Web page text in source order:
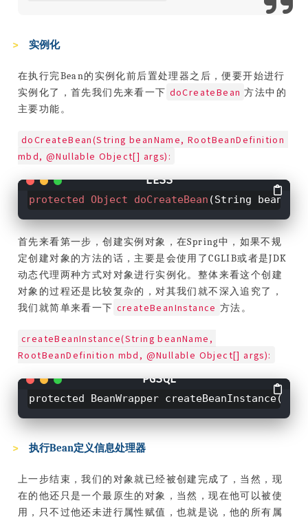
实例化
在执行完Bean的实例化前后置处理器之后，便要开始进行
实例化了，首先我们先来看一下 doCreateBean 方法中的
主要功能。
doCreateBean(String beanName, RootBeanDefinition
mbd, @Nullable Object[] args):
protected Object doCreateBean (String
首先来看第一步，创建实例对象，在Spring中，如果不规
定创建对象的方法的话，主要是会使用了CGLIB或者是JDK
动态代理两种方式对对象进行实例化。整体来看这个创建
对象的过程还是比较复杂的，对其我们就不深入追究了，
我们就简单来看一下 createBeanInstance 方法。
createBeanInstance(String beanName,
RootBeanDefinition mbd, @Nullable Object[] args):
protected BeanWrapper
执行Bean定义信息处理器
上一步结束，我们的对象就已经被创建完成了，当然，现
在的他还只是一个最原生的对象，当然，现在他可以被使
用，只不过他还未进行属性赋值，也就是说，他的所有属